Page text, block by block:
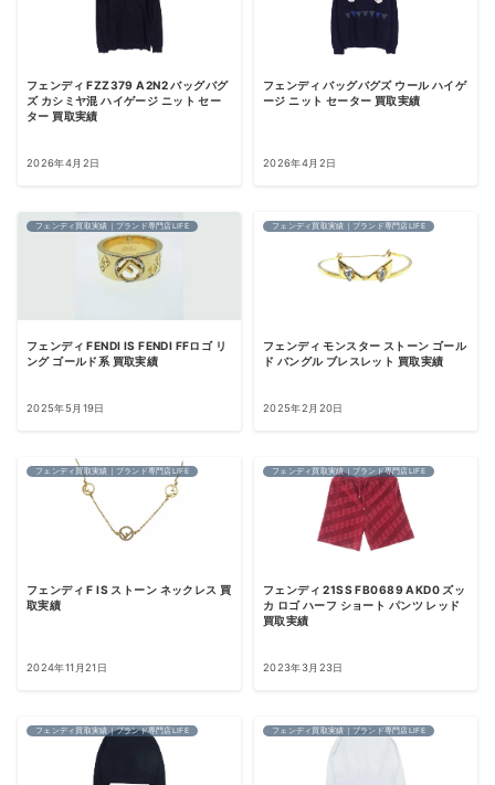
フェンディ FZZ379 A2N2 バッグバグ
ズ カシミヤ混 ハイゲージ ニット セー
ター 買取実績
2026年4月2日
フェンディ バッグバグズ ウール ハイゲ
ージ ニット セーター 買取実績
2026年4月2日
フェンディ買取実績｜ブランド専門店LIFE
フェンディ FENDI IS FENDI FFロゴ リ
ング ゴールド系 買取実績
2025年5月19日
フェンディ買取実績｜ブランド専門店LIFE
フェンディ モンスター ストーン ゴール
ド バングル ブレスレット 買取実績
2025年2月20日
フェンディ買取実績｜ブランド専門店LIFE
フェンディ F IS ストーン ネックレス 買
取実績
2024年11月21日
フェンディ買取実績｜ブランド専門店LIFE
フェンディ 21SS FB0689 AKD0 ズッ
カ ロゴ ハーフ ショート パンツ レッド
買取実績
2023年3月23日
フェンディ買取実績｜ブランド専門店LIFE フェンディ買取実績｜ブランド専門店LIFE